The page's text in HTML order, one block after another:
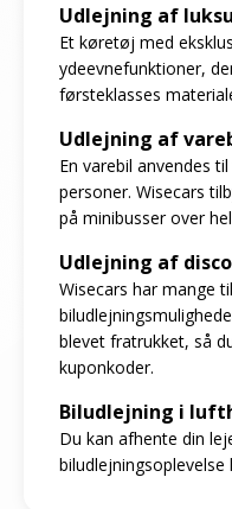
Udlejning af
Et køretøj med
ydeevnefunktioner,
førsteklasses
Udlejning af
En varebil anvendes
personer. Wisecars
på minibusser over
Udlejning af
Wisecars har mange
blevet fratrukket, så
kuponkoder.
Biludlejning i
Du kan afhente din